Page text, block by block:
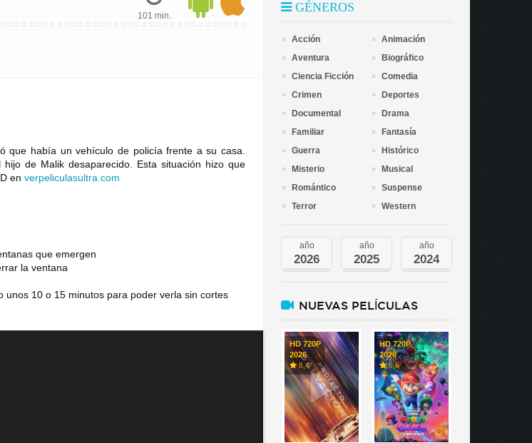
101 min.
que había un vehículo de policía frente a su casa.
de Malik desaparecido. Esta situación hizo que
en verpeliculasultra com
que emergen
la ventana
unos 10 o 15 minutos para poder verla sin cortes
GÉNEROS
Acción
Animación
Aventura
Biográfico
Ciencia Ficción
Comedia
Crimen
Deportes
Documental
Drama
Familiar
Fantasía
Guerra
Histórico
Misterio
Musical
Romántico
Suspense
Terror
Western
año
2026
año
2025
año
2024
NUEVAS PELÍCULAS
HD 720P
2026
8,4
HD 720P
2026
6,6